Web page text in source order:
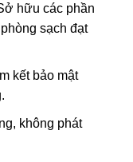
hữu các phần
sạch đạt
kết bảo mật
không phát